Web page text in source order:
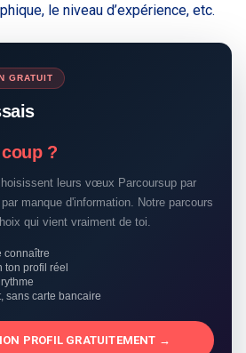
le niveau d’expérience, etc.
GRATUIT
?
leurs vœux Parcoursup par
manque d'information. Notre parcours
qui vient vraiment de toi.
connaître
profil réel
sans carte bancaire
PROFIL GRATUITEMENT →